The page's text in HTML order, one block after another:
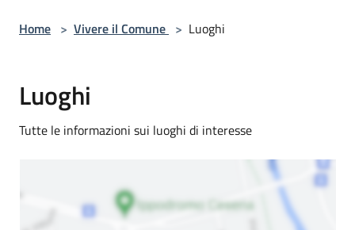
Home > Vivere il Comune > Luoghi
Luoghi
Tutte le informazioni sui luoghi di interesse